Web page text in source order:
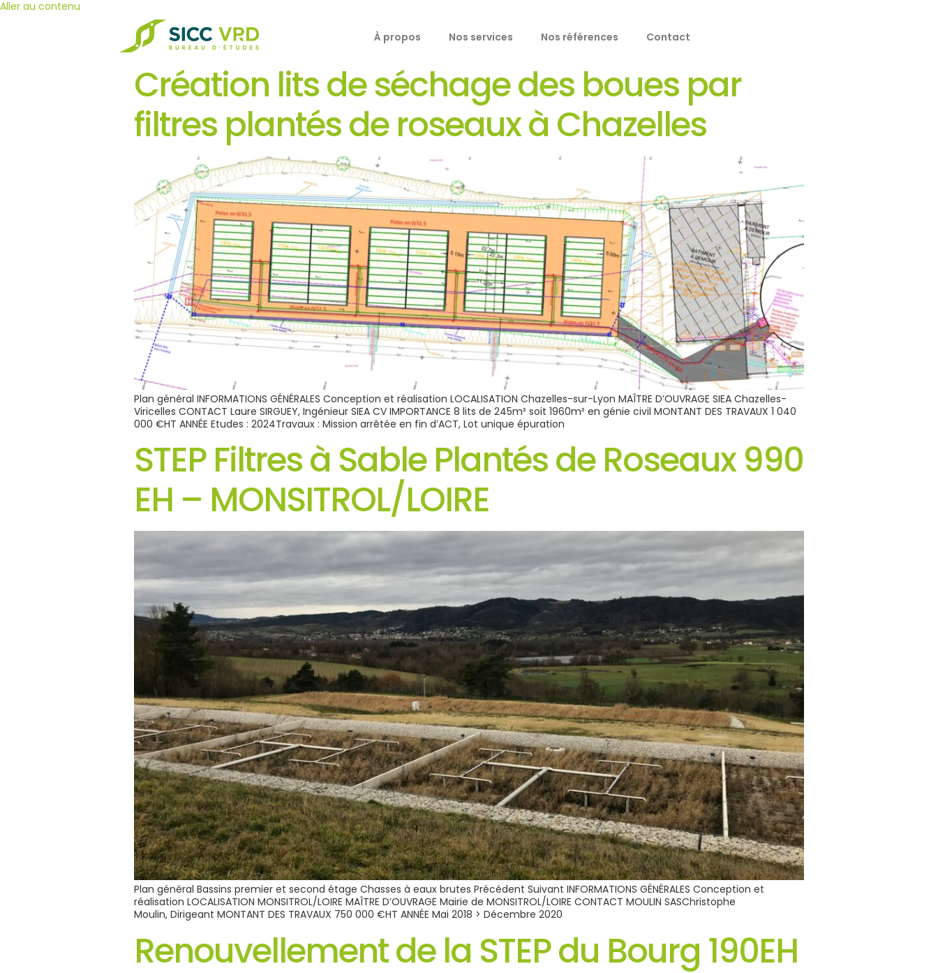
Aller au contenu
À propos Nos services Nos références Contact
Création lits de séchage des boues par
filtres plantés de roseaux à Chazelles
Plan général INFORMATIONS GÉNÉRALES Conception et réalisation LOCALISATION Chazelles-sur-Lyon MAÎTRE D’OUVRAGE SIEA Chazelles-
Viricelles CONTACT Laure SIRGUEY, Ingénieur SIEA CV IMPORTANCE 8 lits de 245m² soit 1960m² en génie civil MONTANT DES TRAVAUX 1 040
000 €HT ANNÉE Etudes : 2024Travaux : Mission arrêtée en fin d’ACT, Lot unique épuration
STEP Filtres à Sable Plantés de Roseaux 990
EH – MONSITROL/LOIRE
Plan général Bassins premier et second étage Chasses à eaux brutes Précédent Suivant INFORMATIONS GÉNÉRALES Conception et
réalisation LOCALISATION MONSITROL/LOIRE MAÎTRE D’OUVRAGE Mairie de MONSITROL/LOIRE CONTACT MOULIN SASChristophe
Moulin, Dirigeant MONTANT DES TRAVAUX 750 000 €HT ANNÉE Mai 2018 > Décembre 2020
Renouvellement de la STEP du Bourg 190EH